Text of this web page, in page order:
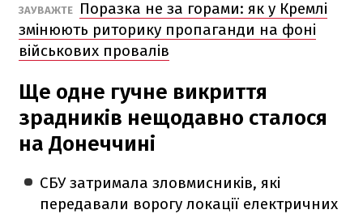
ЗАУВАЖТЕ
Поразка не за горами: як у Кремлі
змінюють риторику пропаганди на фоні
військових провалів
Ще одне гучне викриття
зрадників нещодавно сталося
на Донеччині
СБУ затримала зловмисників, які
передавали ворогу локації електричних